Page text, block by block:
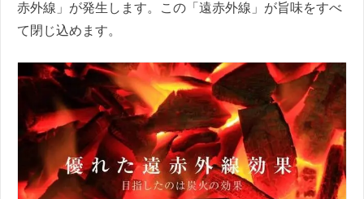
赤外線」が発生します。この「遠赤外線」が旨味をすべ
て閉じ込めます。